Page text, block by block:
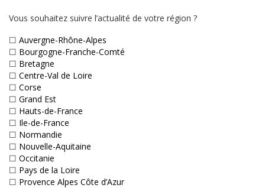
Vous souhaitez suivre l’actualité de votre région ?
☐ Auvergne-Rhône-Alpes
☐ Bourgogne-Franche-Comté
☐ Bretagne
☐ Centre-Val de Loire
☐ Corse
☐ Grand Est
☐ Hauts-de-France
☐ Ile-de-France
☐ Normandie
☐ Nouvelle-Aquitaine
☐ Occitanie
☐ Pays de la Loire
☐ Provence Alpes Côte d’Azur